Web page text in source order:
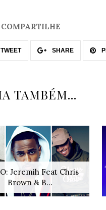
COMPARTILHE
TWEET SHARE
TAMBÉM...
Jeremih Feat Chris
Brown & B...